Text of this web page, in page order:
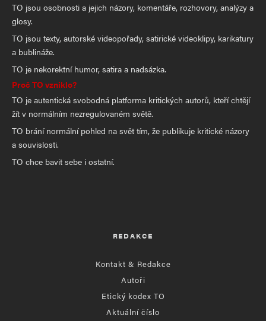
TO jsou osobnosti a jejich názory, komentáře, rozhovory, analýzy a
glosy.
TO jsou texty, autorské videopořady, satirické videoklipy, karikatury
a bublináže.
TO je nekorektní humor, satira a nadsázka.
Proč TO vzniklo?
TO je autentická svobodná platforma kritických autorů, kteří chtějí
žít v normálním nezregulovaném světě.
TO brání normální pohled na svět tím, že publikuje kritické názory
a souvislosti.
TO chce bavit sebe i ostatní.
REDAKCE
Kontakt & Redakce
Autoři
Etický kodex TO
Aktuální číslo